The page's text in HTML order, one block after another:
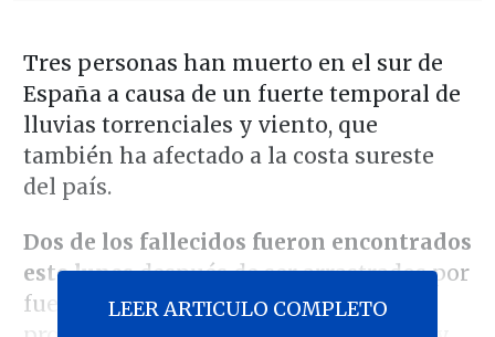
Tres personas han muerto en el sur de
España a causa de un fuerte temporal de
lluvias torrenciales y viento, que
también ha afectado a la costa sureste
del país.
Dos de los fallecidos fueron encontrados
este lunesdespués de ser arrastrados por
fuertes corrientes fluviales en las
LEER ARTICULO COMPLETO